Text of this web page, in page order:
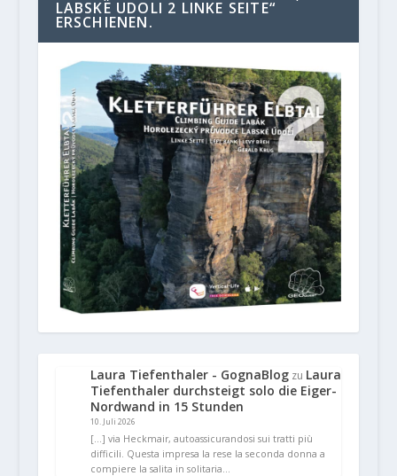
LABSKE UDOLI 2 LINKE SEITE“
ERSCHIENEN.
Laura Tiefenthaler - GognaBlogzu Laura
Tiefenthaler durchsteigt solo die Eiger-
Nordwand in 15 Stunden
10. Juli 2026
[…] via Heckmair, autoassicurandosi sui tratti più
difficili. Questa impresa la rese la seconda donna a
compiere la salita in solitaria…